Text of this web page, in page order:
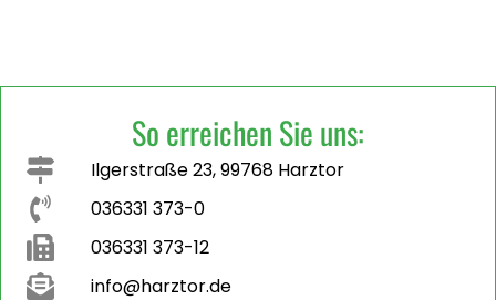
So erreichen Sie uns:
Ilgerstraße 23, 99768 Harztor
036331 373-0
036331 373-12
info@harztor.de